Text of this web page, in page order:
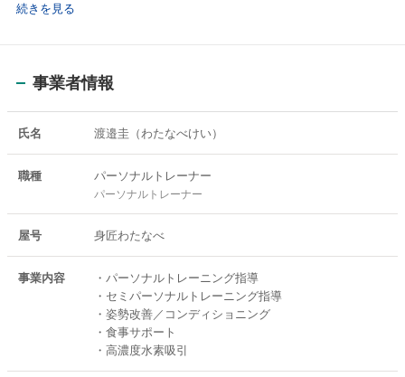
・40代以降の体力低下対策
などの相談実績が多い。
「運動が苦手でも続けられた」
「身体が軽くなった」
といった声を多数いただいている。
また、Google口コミでも高評価を獲得しており、飯田市で“身体を整え
ながら通えるパーソナルジム”として支持を集めている。
続きを見る
事業者情報
氏名 渡邉圭（わたなべけい）
職種 パーソナルトレーナー
パーソナルトレーナー
屋号 身匠わたなべ
事業内容
・パーソナルトレーニング指導
・セミパーソナルトレーニング指導
・姿勢改善／コンディショニング
・食事サポート
・高濃度水素吸引